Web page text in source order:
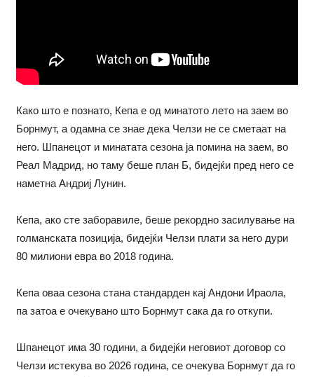
Како што е познато, Кепа е од минатото лето на заем во
Борнмут, а одамна се знае дека Челзи не се сметаат на
него. Шпанецот и минатата сезона ја помина на заем, во
Реал Мадрид, но таму беше план Б, бидејќи пред него се
наметна Андриј Лунин.
Кепа, ако сте заборавиле, беше рекордно засилување на
голманската позиција, бидејќи Челзи плати за него дури
80 милиони евра во 2018 година.
Кепа оваа сезона стана стандарден кај Андони Ираола,
па затоа е очекувано што Борнмут сака да го откупи.
Шпанецот има 30 години, а бидејќи неговиот договор со
Челзи истекува во 2026 година, се очекува Борнмут да го